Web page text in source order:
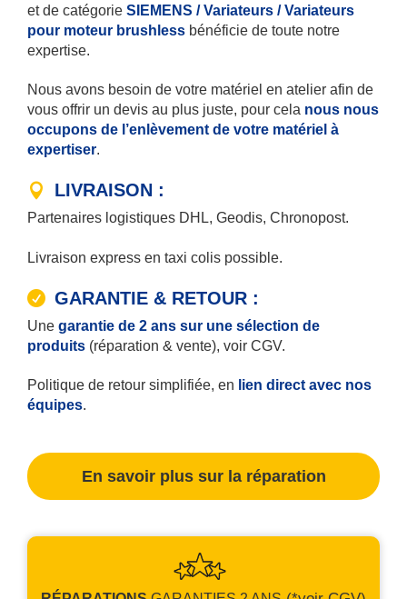
et de catégorie SIEMENS / Variateurs / Variateurs
pour moteur brushless bénéficie de toute notre
expertise.
Nous avons besoin de votre matériel en atelier afin de
vous offrir un devis au plus juste, pour cela nous nous
occupons de l’enlèvement de votre matériel à
expertiser.
LIVRAISON :
Partenaires logistiques DHL, Geodis, Chronopost.
Livraison express en taxi colis possible.
GARANTIE & RETOUR :
Une garantie de 2 ans sur une sélection de
produits (réparation & vente), voir CGV.
Politique de retour simplifiée, en lien direct avec nos
équipes.
En savoir plus sur la réparation